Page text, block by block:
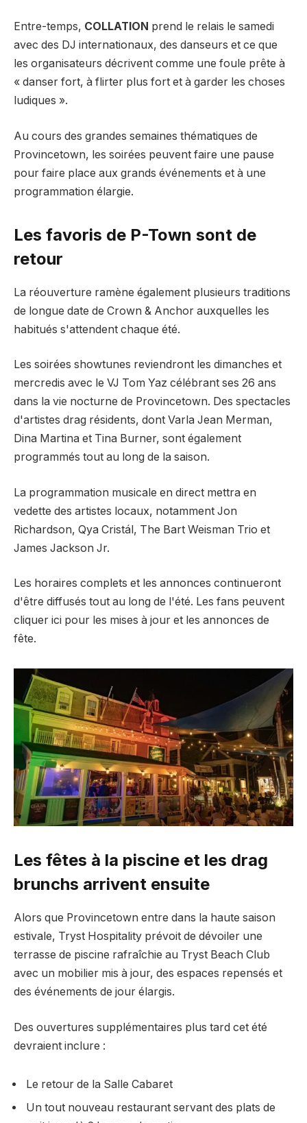
Entre-temps, COLLATION prend le relais le samedi
avec des DJ internationaux, des danseurs et ce que
les organisateurs décrivent comme une foule prête à
« danser fort, à flirter plus fort et à garder les choses
ludiques ».
Au cours des grandes semaines thématiques de
Provincetown, les soirées peuvent faire une pause
pour faire place aux grands événements et à une
programmation élargie.
Les favoris de P-Town sont de
retour
La réouverture ramène également plusieurs traditions
de longue date de Crown & Anchor auxquelles les
habitués s'attendent chaque été.
Les soirées showtunes reviendront les dimanches et
mercredis avec le VJ Tom Yaz célébrant ses 26 ans
dans la vie nocturne de Provincetown. Des spectacles
d'artistes drag résidents, dont Varla Jean Merman,
Dina Martina et Tina Burner, sont également
programmés tout au long de la saison.
La programmation musicale en direct mettra en
vedette des artistes locaux, notamment Jon
Richardson, Qya Cristál, The Bart Weisman Trio et
James Jackson Jr.
Les horaires complets et les annonces continueront
d'être diffusés tout au long de l'été. Les fans peuvent
cliquer ici pour les mises à jour et les annonces de
fête.
Les fêtes à la piscine et les drag
brunchs arrivent ensuite
Alors que Provincetown entre dans la haute saison
estivale, Tryst Hospitality prévoit de dévoiler une
terrasse de piscine rafraîchie au Tryst Beach Club
avec un mobilier mis à jour, des espaces repensés et
des événements de jour élargis.
Des ouvertures supplémentaires plus tard cet été
devraient inclure :
Le retour de la Salle Cabaret
Un tout nouveau restaurant servant des plats de